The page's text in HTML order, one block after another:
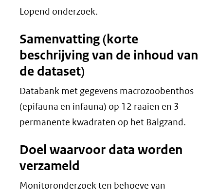
Lopend onderzoek.
Samenvatting (korte
beschrijving van de inhoud van
de dataset)
Databank met gegevens macrozoobenthos
(epifauna en infauna) op 12 raaien en 3
permanente kwadraten op het Balgzand.
Doel waarvoor data worden
verzameld
Monitoronderzoek ten behoeve van